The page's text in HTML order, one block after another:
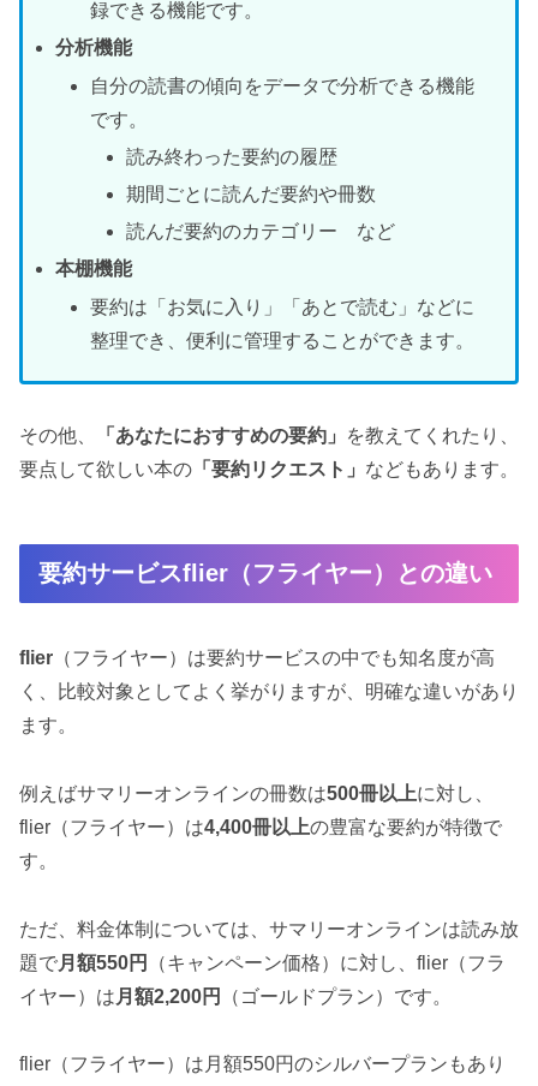
録できる機能です。
分析機能
自分の読書の傾向をデータで分析できる機能
です。
読み終わった要約の履歴
期間ごとに読んだ要約や冊数
読んだ要約のカテゴリー など
本棚機能
要約は「お気に入り」「あとで読む」などに
整理でき、便利に管理することができます。
その他、 「あなたにおすすめの要約」
を教えてくれたり、
要点して欲しい本の 「要約リクエスト」 などもあります。
要約サービスflier（フライヤー）との違い
flier （フライヤー）は要約サービスの中でも知名度が高
く、比較対象としてよく挙がりますが、明確な違いがあり
ます。
例えばサマリーオンラインの冊数は500冊以上に対し、
flier（フライヤー）は4,400冊以上の豊富な要約が特徴で
す。
ただ、料金体制については、サマリーオンラインは読み放
題で月額550円
（キャンペーン価格）に対し、flier（フラ
イヤー）は 月額2,200円 （ゴールドプラン）です。
flier（フライヤー）は月額550円のシルバープランもあり